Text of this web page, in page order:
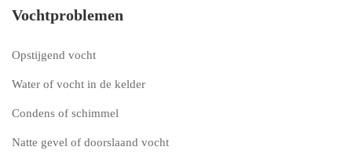
Vochtproblemen
Opstijgend vocht
Water of vocht in de kelder
Condens of schimmel
Natte gevel of doorslaand vocht